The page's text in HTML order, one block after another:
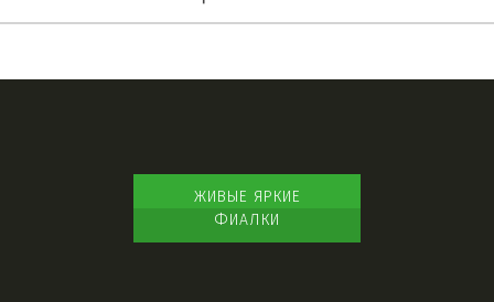
ЖИВЫЕ ЯРКИЕ
ФИАЛКИ